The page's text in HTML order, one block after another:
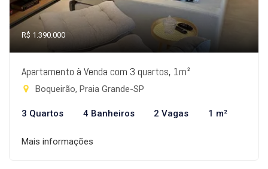
R$ 1.390.000
Apartamento à Venda com 3 quartos, 1m²
Boqueirão, Praia Grande-SP
3 Quartos 4 Banheiros 2 Vagas 1 m²
Mais informações